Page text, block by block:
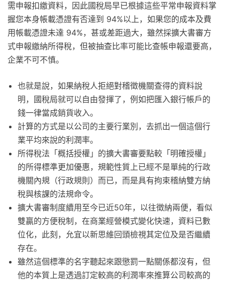
需申報扣繳資料，因此國稅局早已根據這些平常申報資料掌
握您本身帳載憑證有否達到 94%以上，如果您的成本及費
用帳載憑證未達 94%，甚或差距過大，雖然採擴大書審方
式申報繳納所得稅，但被抽查比率可能比查帳申報還要高，
企業不可不慎。
也就是說，如果納稅人拒絕對稽徵機關查得的資料說
明，國稅局就可以自由發揮了，例如把匯入銀行帳戶的
錢一律當成銷貨收入。
計算的方式是以公司的主要行業別，去抓出一個這個行
業平均來說的利潤率。
所得稅法「概括授權」的擴大書審要點較「明確授權」
的所得標準更加優惠，規範性質上已經不是單純的行政
機關內規（行政規則）而已，而是具有拘束稽納雙方納
稅與核課的法規命令。
擴大書審制度續用至今已近50年，以往徵納兩便，看似
雙贏的方便稅制，在商業經營模式變化快速，資料已數
位化，此刻，允宜以新思維回頭檢視其定位及是否繼續
存在。
雖然這個標準的名字聽起來跟懲罰一點關係都沒有，但
他的本質上是透過訂定較高的利潤率來推算公司較高的